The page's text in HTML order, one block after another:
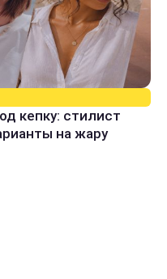
кепку: стилист
на жару